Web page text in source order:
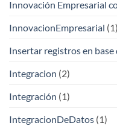
Innovación Empresarial
InnovacionEmpresarial (1)
Insertar registros en base
Integracion (2)
Integración (1)
IntegracionDeDatos (1)